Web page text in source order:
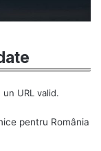
URL valid.
pentru România